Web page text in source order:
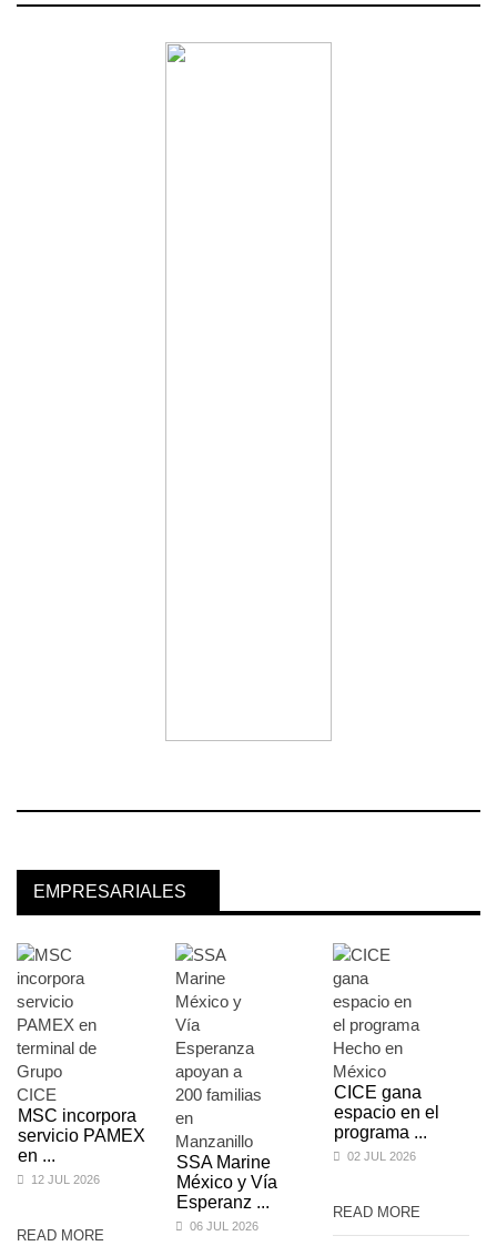
EMPRESARIALES
MSC incorpora
servicio PAMEX
en ...
12 JUL 2026
READ MORE
SSA Marine
México y Vía
Esperanz ...
06 JUL 2026
CICE gana
espacio en el
programa ...
02 JUL 2026
READ MORE